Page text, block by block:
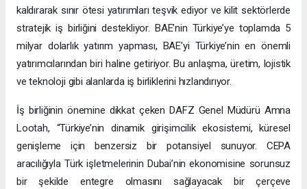
kaldırarak sınır ötesi yatırımları teşvik ediyor ve kilit sektörlerde
stratejik iş birliğini destekliyor. BAE’nin Türkiye’ye toplamda 5
milyar dolarlık yatırım yapması, BAE’yi Türkiye’nin en önemli
yatırımcılarından biri haline getiriyor. Bu anlaşma, üretim, lojistik
ve teknoloji gibi alanlarda iş birliklerini hızlandırıyor.
İş birliğinin önemine dikkat çeken DAFZ Genel Müdürü Amna
Lootah, “Türkiye’nin dinamik girişimcilik ekosistemi, küresel
genişleme için benzersiz bir potansiyel sunuyor. CEPA
aracılığıyla Türk işletmelerinin Dubai’nin ekonomisine sorunsuz
bir şekilde entegre olmasını sağlayacak bir çerçeve